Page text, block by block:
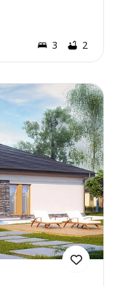
3 2